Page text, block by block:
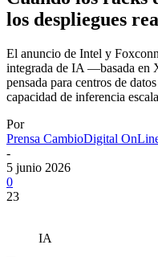
los despliegues
El anuncio de Intel y
integrada de IA —basada en
pensada para centros de
capacidad de inferencia
Por
Prensa CambioDigital
-
5 junio 2026
0
23
IA